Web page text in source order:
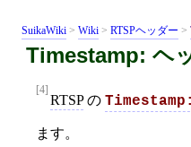
SuikaWiki > Wiki > RTSPヘッダー >
Timestamp: ヘ
[4]
RTSPの Timestamp:
ます。